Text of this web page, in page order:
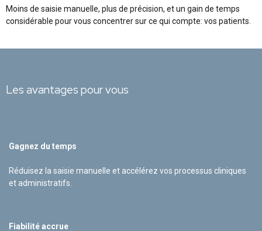
Moins de saisie manuelle, plus de précision, et un gain de temps
considérable pour vous concentrer sur ce qui compte: vos patients.
Les avantages pour vous
Gagnez du temps
Réduisez la saisie manuelle et accélérez vos processus cliniques
et administratifs.
Fiabilité accrue